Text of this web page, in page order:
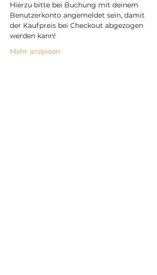
Hierzu bitte bei Buchung mit deinem
Benutzerkonto angemeldet sein, damit
der Kaufpreis bei Checkout abgezogen
werden kann!
Mehr anzeigen